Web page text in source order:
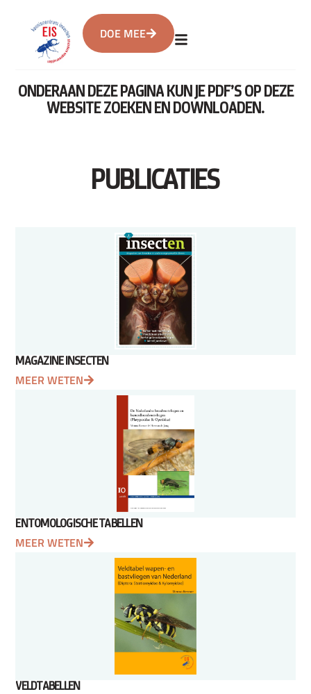
DOE MEE
ONDERAAN DEZE PAGINA KUN JE PDF’S OP DEZE
WEBSITE ZOEKEN EN DOWNLOADEN.
PUBLICATIES
MAGAZINE INSECTEN
MEER WETEN
ENTOMOLOGISCHE TABELLEN
MEER WETEN
VELDTABELLEN